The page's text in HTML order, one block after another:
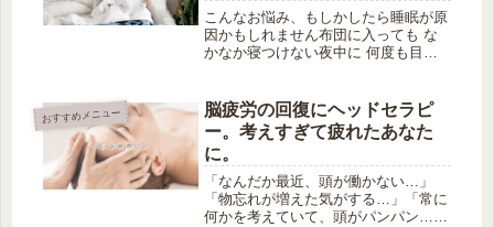
めませんか？
こんなお悩み、もしかしたら睡眠が原
因かもしれません布団に入っても な
かなか寝つけない夜中に 何度も目が
が重い肩・首がこわばり リラックス
できない実は、これらは “脳のオー
バ...
おすすめメニュー
脳疲労の回復にヘッドセラピ
ー。考えすぎて疲れたあなた
に。
「なんだか最近、頭が働かない…」
「物忘れが増えた気がする…」「常に
何かを考えていて、頭がパンパン…」